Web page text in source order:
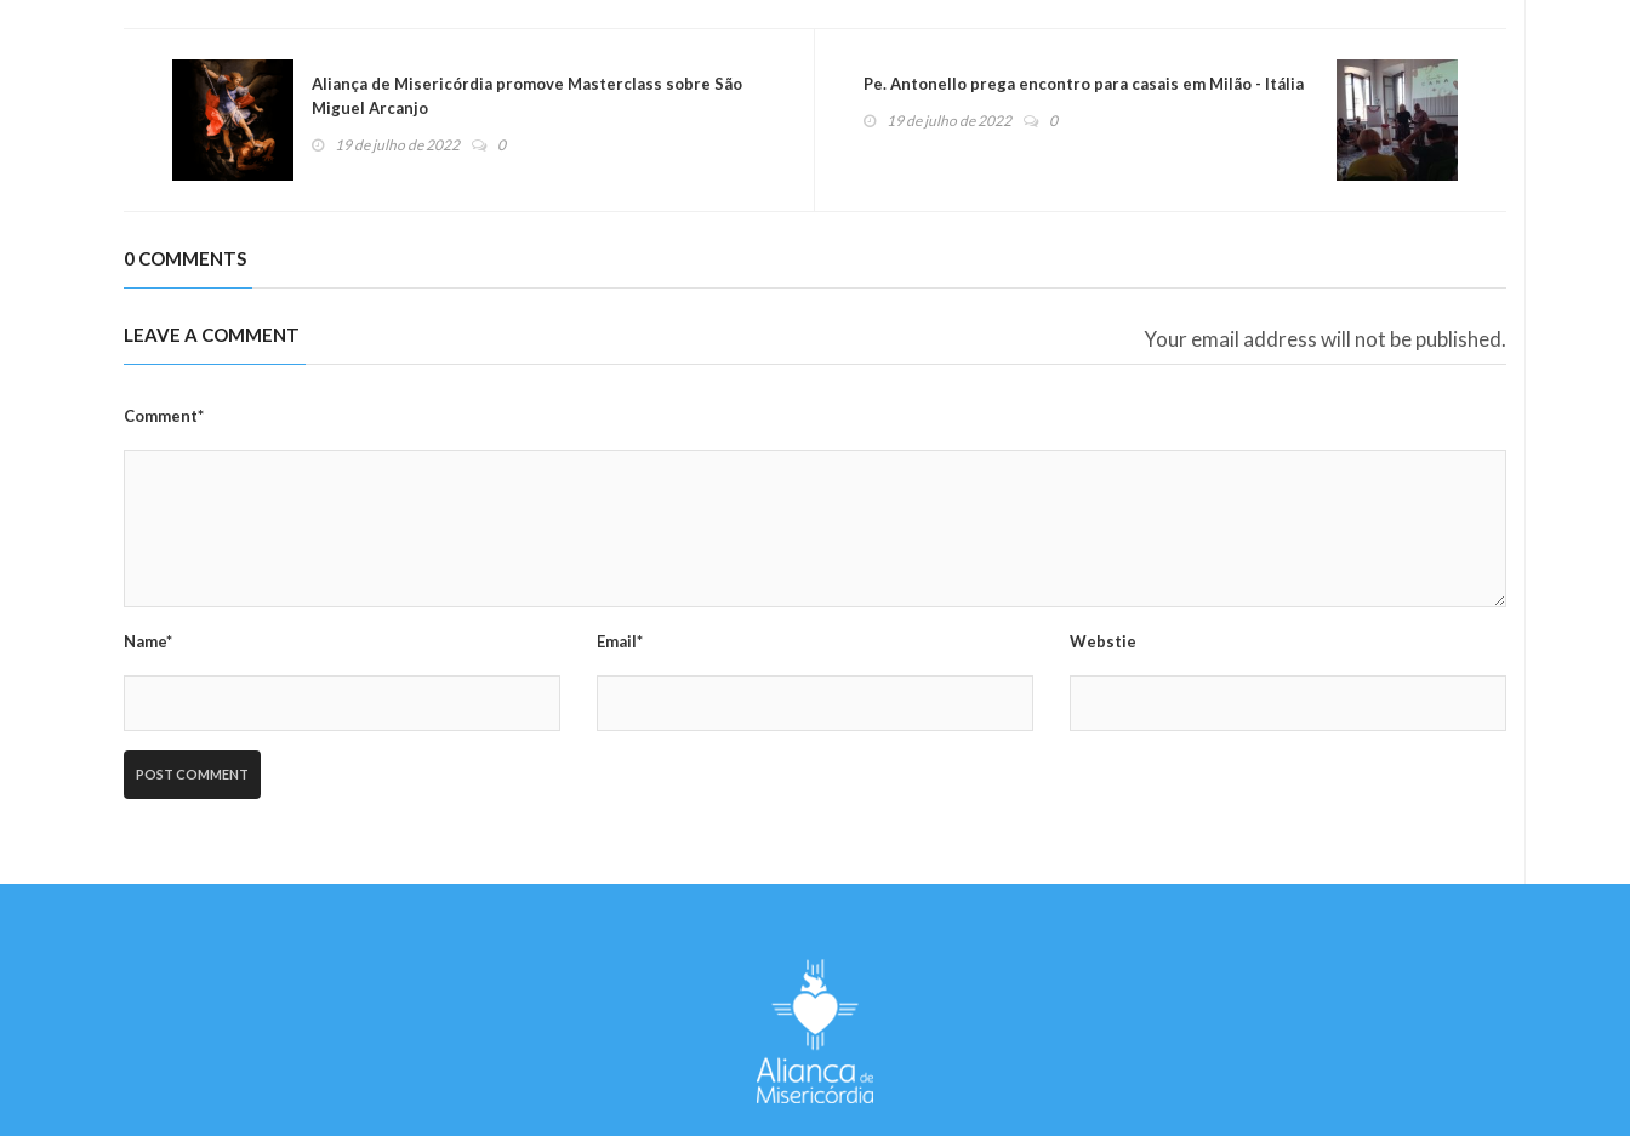
Aliança de Misericórdia promove Masterclass sobre São
Miguel Arcanjo
19 de julho de 2022 0
Pe. Antonello prega encontro para casais em Milão - Itália
19 de julho de 2022 0
0 COMMENTS
LEAVE A COMMENT Your email address will not be published.
Comment*
Name* Email* Webstie